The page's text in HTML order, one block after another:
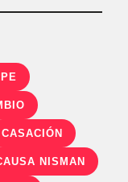
CASACIÓN
NISMAN